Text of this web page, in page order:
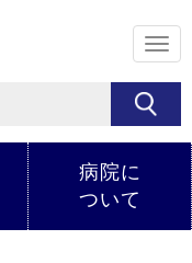
メ
ニ
ュ
病院に
ついて